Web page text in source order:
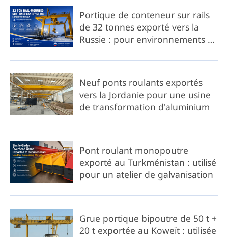
Portique de conteneur sur rails
de 32 tonnes exporté vers la
Russie : pour environnements à
Neuf ponts roulants exportés
vers la Jordanie pour une usine
de transformation d'aluminium
Pont roulant monopoutre
exporté au Turkménistan : utilisé
pour un atelier de galvanisation
Grue portique bipoutre de 50 t +
20 t exportée au Koweït : utilisée